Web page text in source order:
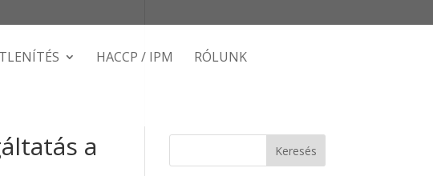
HACCP / IPM RÓLUNK
a